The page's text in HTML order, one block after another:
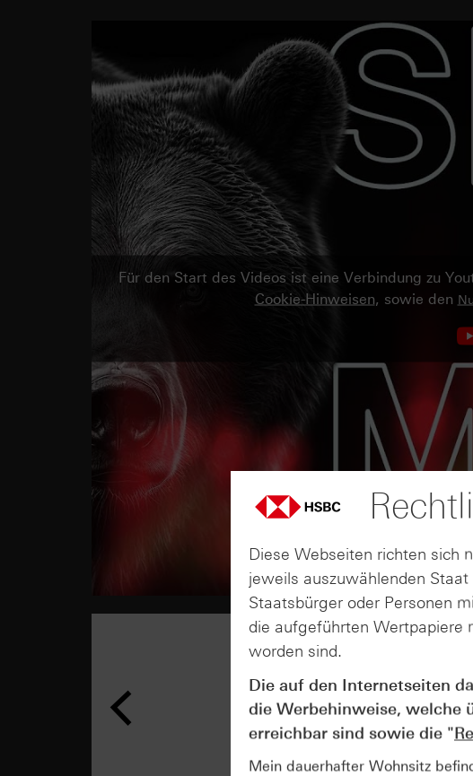
Für den Start des Videos ist eine Verbindung zu
Cookie-Hinweisen, sowie den
04
Diese Webseiten richten sich
jeweils auszuwählenden
Staatsbürger oder Personen
die aufgeführten Wertpapiere
worden sind.
Die auf den Internetseiten
die Werbehinweise, welche
erreichbar sind sowie die "
Mein dauerhafter Wohnsitz